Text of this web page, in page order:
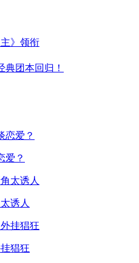
》领衔
典团本回归！
爱？
诱人
猖狂